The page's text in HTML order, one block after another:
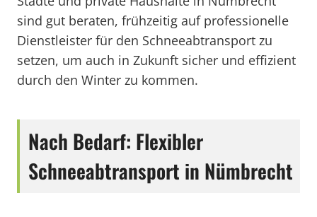
sind gut beraten, frühzeitig auf professionelle
Dienstleister für den Schneeabtransport zu
setzen, um auch in Zukunft sicher und effizient
durch den Winter zu kommen.
Nach Bedarf: Flexibler
Schneeabtransport in Nümbrecht